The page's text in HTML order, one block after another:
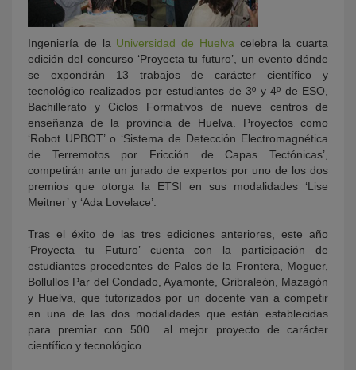
Ingeniería de la Universidad de Huelva celebra la cuarta
edición del concurso ‘Proyecta tu futuro’, un evento dónde
se expondrán 13 trabajos de carácter científico y
tecnológico realizados por estudiantes de 3º y 4º de ESO,
Bachillerato y Ciclos Formativos de nueve centros de
enseñanza de la provincia de Huelva. Proyectos como
‘Robot UPBOT’ o ‘Sistema de Detección Electromagnética
de Terremotos por Fricción de Capas Tectónicas’,
competirán ante un jurado de expertos por uno de los dos
premios que otorga la ETSI en sus modalidades ‘Lise
Meitner’ y ‘Ada Lovelace’.
Tras el éxito de las tres ediciones anteriores, este año
‘Proyecta tu Futuro’ cuenta con la participación de
estudiantes procedentes de Palos de la Frontera, Moguer,
Bollullos Par del Condado, Ayamonte, Gribraleón, Mazagón
y Huelva, que tutorizados por un docente van a competir
en una de las dos modalidades que están establecidas
para premiar con 500  al mejor proyecto de carácter
científico y tecnológico.